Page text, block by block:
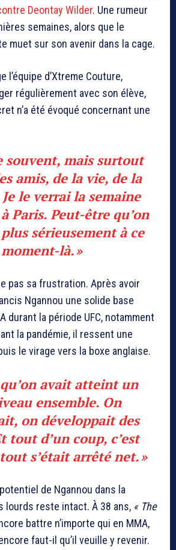
Deontay Wilder. Une rumeur
semaines, alors que le
muet sur son avenir dans la cage.
l’équipe d’Xtreme Couture,
régulièrement avec son élève,
n’a été évoqué concernant une
souvent, mais surtout
amis, de la vie, de la
le verrai la semaine
Paris. Peut-être qu’on
sérieusement à ce
moment-là. »
pas sa frustration. Après avoir
Ngannou une solide base
durant la période UFC, notamment
la pandémie, il ressent une
le virage vers la boxe anglaise.
qu’on avait atteint un
ensemble. On
on développait des
tout d’un coup, c’est
s’était arrêté net. »
de Ngannou dans la
lourds reste intact. À 38 ans, « The
battre n’importe qui en MMA,
faut-il qu’il veuille y revenir.